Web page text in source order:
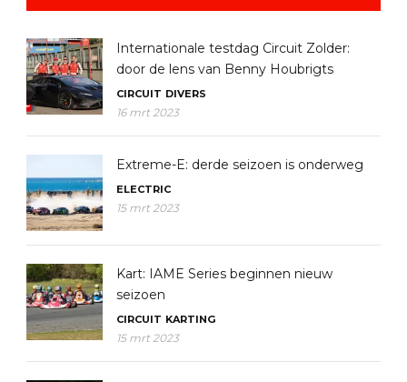
Internationale testdag Circuit Zolder:
door de lens van Benny Houbrigts
CIRCUIT DIVERS
16 mrt 2023
Extreme-E: derde seizoen is onderweg
ELECTRIC
15 mrt 2023
Kart: IAME Series beginnen nieuw
seizoen
CIRCUIT KARTING
15 mrt 2023